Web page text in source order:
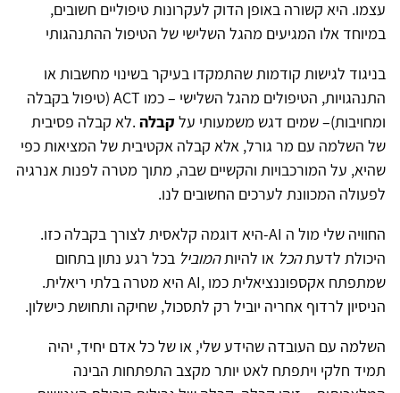
עצמו. היא קשורה באופן הדוק לעקרונות טיפוליים חשובים,
במיוחד אלו המגיעים מהגל השלישי של הטיפול ההתנהגותי
בניגוד לגישות קודמות שהתמקדו בעיקר בשינוי מחשבות או
התנהגויות, הטיפולים מהגל השלישי – כמו ACT (טיפול בקבלה
ומחויבות)– שמים דגש משמעותי על קבלה .לא קבלה פסיבית
של השלמה עם מר גורל, אלא קבלה אקטיבית של המציאות כפי
שהיא, על המורכבויות והקשיים שבה, מתוך מטרה לפנות אנרגיה
לפעולה המכוונת לערכים החשובים לנו.
החוויה שלי מול ה -AIהיא דוגמה קלאסית לצורך בקבלה כזו.
היכולת לדעתהכל או להיותהמוביל בכל רגע נתון בתחום
שמתפתח אקספוננציאלית כמו AI, היא מטרה בלתי ריאלית.
הניסיון לרדוף אחריה יוביל רק לתסכול, שחיקה ותחושת כישלון.
השלמה עם העובדה שהידע שלי, או של כל אדם יחיד, יהיה
תמיד חלקי ויתפתח לאט יותר מקצב התפתחות הבינה